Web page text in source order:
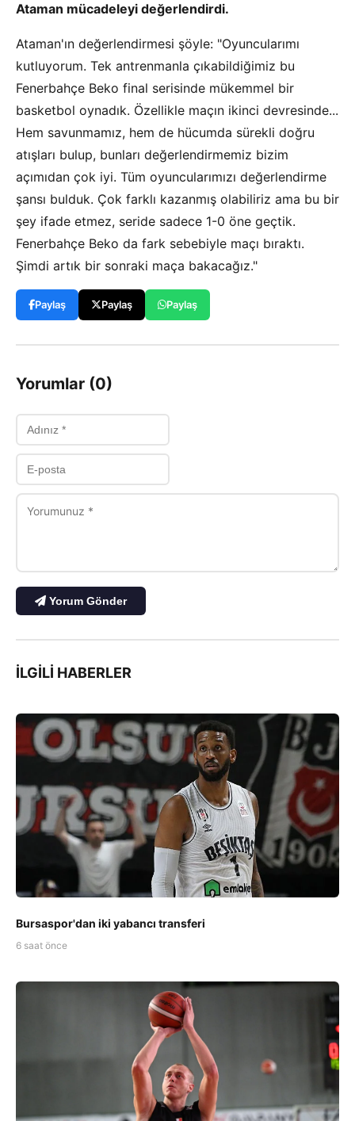
Ataman mücadeleyi değerlendirdi.
Ataman'ın değerlendirmesi şöyle: "Oyuncularımı
kutluyorum. Tek antrenmanla çıkabildiğimiz bu
Fenerbahçe Beko final serisinde mükemmel bir
basketbol oynadık. Özellikle maçın ikinci devresinde...
Hem savunmamız, hem de hücumda sürekli doğru
atışları bulup, bunları değerlendirmemiz bizim
açımıdan çok iyi. Tüm oyuncularımızı değerlendirme
şansı bulduk. Çok farklı kazanmış olabiliriz ama bu bir
şey ifade etmez, seride sadece 1-0 öne geçtik.
Fenerbahçe Beko da fark sebebiyle maçı bıraktı.
Şimdi artık bir sonraki maça bakacağız."
Paylaş Paylaş Paylaş
Yorumlar (0)
Yorum Gönder
İLGILI HABERLER
Bursaspor'dan iki yabancı transferi
6 saat önce